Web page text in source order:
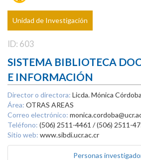
Unidad de Investigación
ID: 603
SISTEMA BIBLIOTECA
E INFORMACIÓN
Director o directora: Licda. Mónica
Área: OTRAS AREAS
Correo electrónico:
Teléfono: (506) 2511-4461 / (506) 2511-
Sitio web: www.sibdi.ucr.ac.cr
Personas